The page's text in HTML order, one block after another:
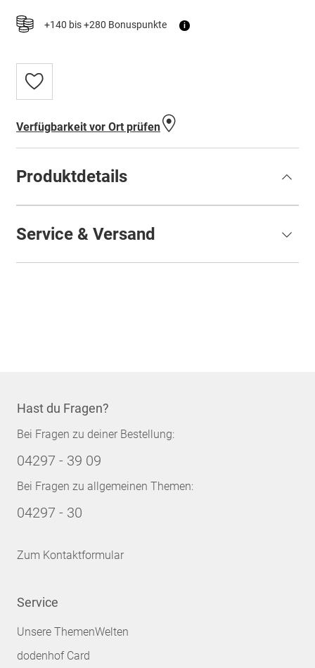
+140 bis +280 Bonuspunkte i
Zur
Wunschliste
Verfügbarkeit vor Ort prüfen
Produktdetails
Service & Versand
Hast du Fragen?
Bei Fragen zu deiner Bestellung:
04297 - 39 09
Bei Fragen zu allgemeinen Themen:
04297 - 30
Zum Kontaktformular
Service
Unsere ThemenWelten
dodenhof Card